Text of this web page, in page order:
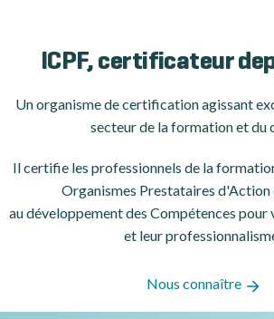
ICPF, certificateur
Un organisme de certificationagissant
secteur de la formation et du
Il certifie les professionnels de la
Organismes Prestataires
au développement des Compétences
et leur
Nous connaître